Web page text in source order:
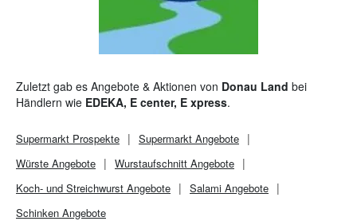
Zuletzt gab es Angebote & Aktionen von Donau Land bei
Händlern wie EDEKA, E center, E xpress.
Supermarkt Prospekte Supermarkt Angebote
Würste Angebote
Wurstaufschnitt Angebote
Koch- und Streichwurst Angebote
Salami Angebote
Schinken Angebote